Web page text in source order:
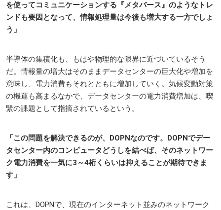
を使ってコミュニケーションする『メタバース』のようなトレ
ンドも要因となって、情報処理量は今後も増大する一方でしょ
う」
半導体の集積化も、もはや物理的な限界に近づいているそう
だ。情報量の増大はそのままデータセンターの巨大化や増加を
意味し、電力消費もそれとともに増加していく。気候変動対策
の機運も高まるなかで、データセンターの電力消費増加は、喫
緊の課題として指摘されているという。
「この問題を解決できるのが、DOPNなのです。DOPNでデー
タセンター内のコンピュータどうしを結べば、そのネットワー
ク電力消費を一気に3～4桁くらいは抑えることが期待できま
す」
これは、DOPNで、現在のインターネット並みのネットワーク